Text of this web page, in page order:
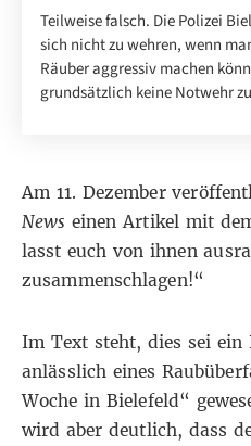
Teilweise falsch. Die Polizei
sich nicht zu wehren, wenn
Räuber aggressiv machen
grundsätzlich keine Notwehr
Am 11. Dezember
News einen Artikel mit
lasst euch von ihnen
zusammenschlagen!“
Im Text steht, dies sei ein
anlässlich eines
Woche in Bielefeld“
wird aber deutlich, dass